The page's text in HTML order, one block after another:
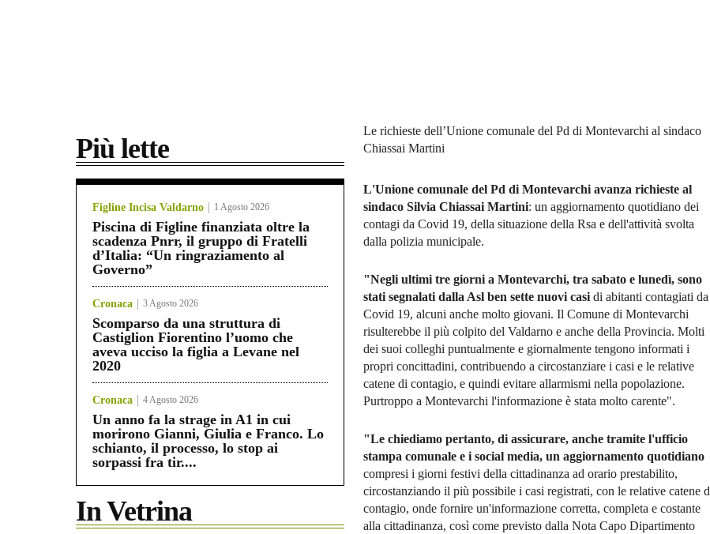
Più lette
Figline Incisa Valdarno 1 Agosto 2026
Piscina di Figline finanziata oltre la
scadenza Pnrr, il gruppo di Fratelli
d’Italia: “Un ringraziamento al
Governo”
Cronaca 3 Agosto 2026
Scomparso da una struttura di
Castiglion Fiorentino l’uomo che
aveva ucciso la figlia a Levane nel
2020
Cronaca 4 Agosto 2026
Un anno fa la strage in A1 in cui
morirono Gianni, Giulia e Franco. Lo
schianto, il processo, lo stop ai
sorpassi fra tir....
In Vetrina
Le richieste dell’Unione comunale del Pd di Montevarchi al sindaco
Chiassai Martini
L'Unione comunale del Pd di Montevarchi avanza richieste al
sindaco Silvia Chiassai Martini: un aggiornamento quotidiano dei
contagi da Covid 19, della situazione della Rsa e dell'attività svolta
dalla polizia municipale.
"Negli ultimi tre giorni a Montevarchi, tra sabato e lunedì, sono
stati segnalati dalla Asl ben sette nuovi casi di abitanti contagiati da
Covid 19, alcuni anche molto giovani. Il Comune di Montevarchi
risulterebbe il più colpito del Valdarno e anche della Provincia. Molti
dei suoi colleghi puntualmente e giornalmente tengono informati i
propri concittadini, contribuendo a circostanziare i casi e le relative
catene di contagio, e quindi evitare allarmismi nella popolazione.
Purtroppo a Montevarchi l'informazione è stata molto carente".
"Le chiediamo pertanto, di assicurare, anche tramite l'ufficio
stampa comunale e i social media, un aggiornamento quotidiano
compresi i giorni festivi della cittadinanza ad orario prestabilito,
circostanziando il più possibile i casi registrati, con le relative catene
contagio, onde fornire un'informazione corretta, completa e costante
alla cittadinanza, così come previsto dalla Nota Capo Dipartimento